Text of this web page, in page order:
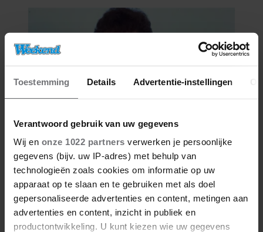
Toestemming Details Advertentie-instellingen
Verantwoord gebruik van uw gegevens
Wij en onze 1022 partners verwerken je persoonlijke
gegevens (bijv. uw IP-adres) met behulp van
technologieën zoals cookies om informatie op uw
apparaat op te slaan en te gebruiken met als doel
gepersonaliseerde advertenties en content, metingen aan
advertenties en content, inzicht in publiek en
productontwikkeling. U kunt kiezen wie uw gegevens
06/08/2026
ROXEANNE EN ANDRÉ HAZES
DENKEN TERUG AAN ‘KAPOT
ENGE’ HAZES-IMITATOR: ‘ECHT
NIET GOED BIJ JE PAASEI’